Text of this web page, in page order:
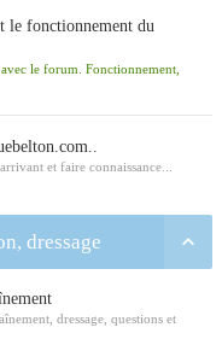
le fonctionnement du
le forum. Fonctionnement,
et faire connaissance...
dressage
dressage, questions et